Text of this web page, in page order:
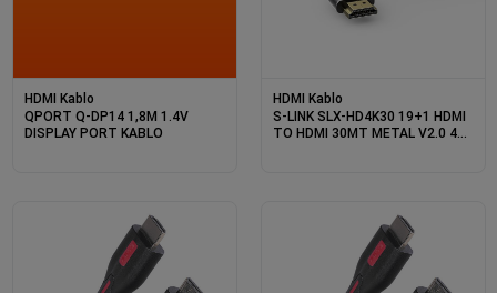
HDMI Kablo
QPORT Q-DP14 1,8M 1.4V
DISPLAY PORT KABLO
HDMI Kablo
S-LINK SLX-HD4K30 19+1 HDMI
TO HDMI 30MT METAL V2.0 4K